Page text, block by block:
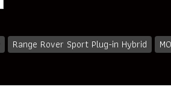
Range Rover Sport Plug-in Hybrid